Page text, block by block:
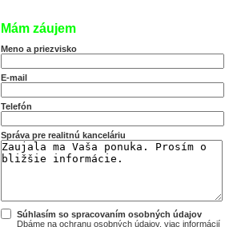
Mám záujem
Meno a priezvisko
E-mail
Telefón
Správa pre realitnú kanceláriu
Súhlasím so spracovaním osobných údajov
Dbáme na ochranu osobných údajov, viac informácií